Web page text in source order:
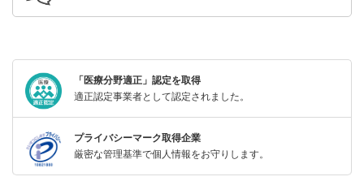
「医療分野適正」認定を取得
適正認定事業者として認定されました。
プライバシーマーク取得企業
厳密な管理基準で個人情報をお守りします。